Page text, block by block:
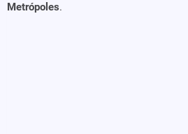
Metrópoles.